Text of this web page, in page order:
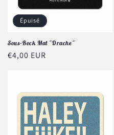
Épuisé
Sous-Bock Mat "Drache"
Prix
€4,00 EUR